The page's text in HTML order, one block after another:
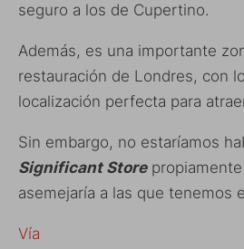
seguro a los de Cupertino.
Además, es una importante
restauración de Londres, con
localización perfecta para
Sin embargo, no estaríamos
Significant Storepropiamente
asemejaría a las que tenemos
Vía